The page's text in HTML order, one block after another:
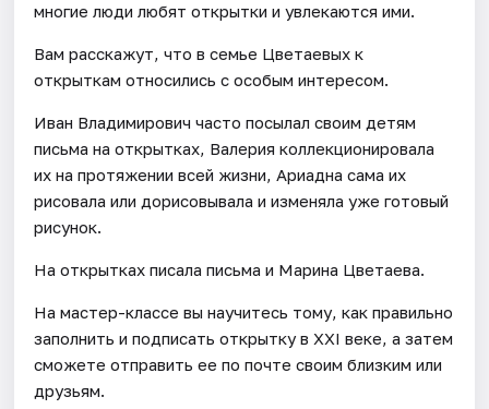
многие люди любят открытки и увлекаются ими.
Вам расскажут, что в семье Цветаевых к
открыткам относились с особым интересом.
Иван Владимирович часто посылал своим детям
письма на открытках, Валерия коллекционировала
их на протяжении всей жизни, Ариадна сама их
рисовала или дорисовывала и изменяла уже готовый
рисунок.
На открытках писала письма и Марина Цветаева.
На мастер-классе вы научитесь тому, как правильно
заполнить и подписать открытку в XXI веке, а затем
сможете отправить ее по почте своим близким или
друзьям.